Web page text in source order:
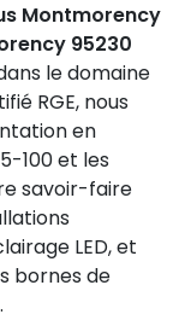
Montmorency
95230
le domaine
RGE, nous
en
100 et les
savoir-faire
LED, et
bornes de